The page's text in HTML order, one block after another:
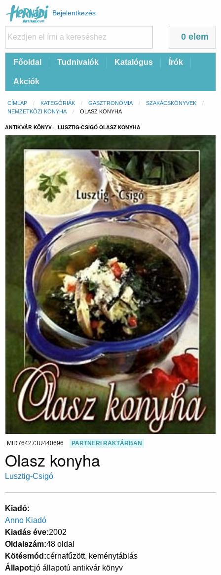
Felhasználói
fiók
menüje
Bejelentkezés
0 elem
FőFőoldal Tudnivalók Katalógus Írók
Akciók
Morzsa
CÍMLAP KATEGÓRIÁK GASZTRONÓMIA
SZAKÁCSKÖNYVEK
NEMZETKÖZI KONYHA
CURRENT:
OLASZ KONYHA
ANTIKVÁR KÖNYV – LUSZTIG-CSIGÓ OLASZ KONYHA
MID764273U440696 PARTNERI RAKTÁRBAN
Olasz konyha
Lusztig-Csigó
Kiadó
Anno Kiadó
Kiadás éve 2002
Oldalszám 48 oldal
Kötésmód cérnafűzött, keménytáblás
Állapot jó állapotú antikvár könyv